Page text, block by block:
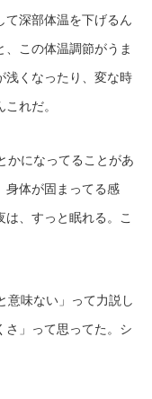
て深部体温を下げるん
この体温調節がうま
浅くなったり、変な時
れだ。
かになってることがあ
身体が固まってる感
、すっと眠れる。こ
意味ない」って力説し
さ」って思ってた。シ